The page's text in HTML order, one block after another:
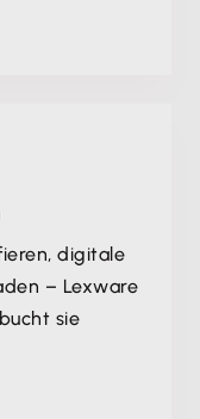
digitale
– Lexware
sie